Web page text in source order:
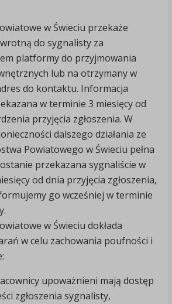
w Świeciu przekaże
do sygnalisty za
platformy do przyjmowania
lub na otrzymany w
do kontaktu. Informacja
w terminie 3 miesięcy od
przyjęcia zgłoszenia. W
dalszego działania ze
Powiatowego w Świeciu pełna
przekazana sygnaliście w
od dnia przyjęcia zgłoszenia,
go wcześniej w terminie
w Świeciu dokłada
w celu zachowania poufności i
upoważnieni mają dostęp
zgłoszenia sygnalisty,